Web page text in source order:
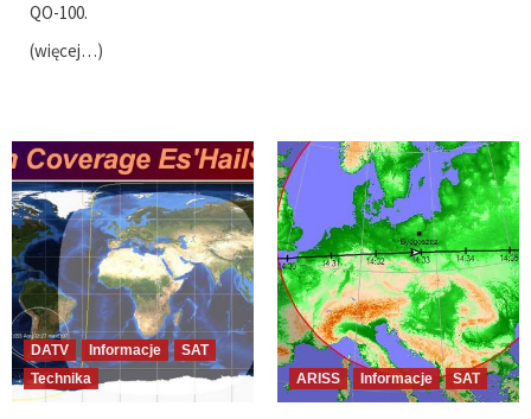
QO-100.
(więcej…)
DATV Informacje
SAT
Technika
ARISS Informacje SAT